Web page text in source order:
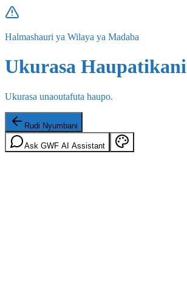
Halmashauri ya Wilaya ya Madaba
Ukurasa Haupatikani
Ukurasa unaoutafuta haupo.
Rudi Nyumbani
Ask GWF AI Assistant